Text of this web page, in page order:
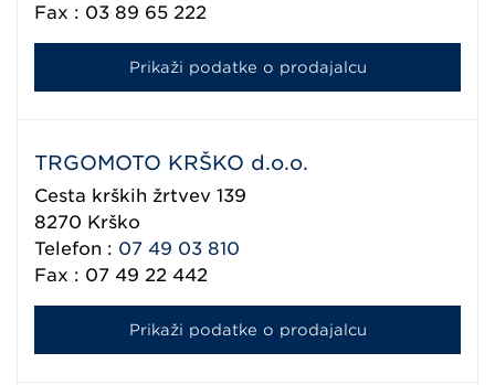
Fax : 03 89 65 222
Prikaži podatke o prodajalcu
TRGOMOTO KRŠKO d.o.o.
Cesta krških žrtvev 139
8270 Krško
Telefon : 07 49 03 810
Fax : 07 49 22 442
Prikaži podatke o prodajalcu